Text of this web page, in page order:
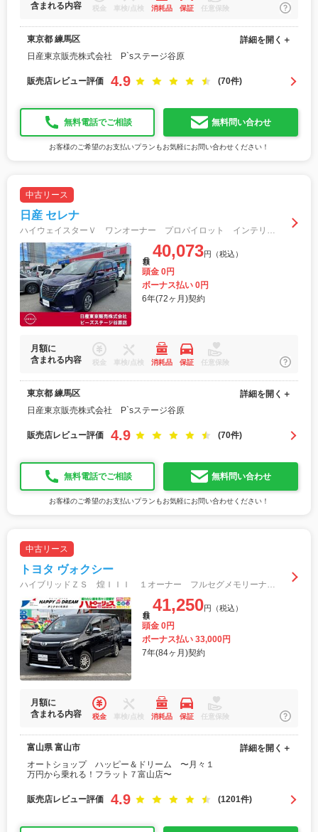
含まれる内容
税金 車検/点検 消耗品 保証 任意保険
東京都 練馬区
日産東京販売株式会社 P`sステージ谷原
詳細を開く＋
販売店レビュー評価 4.9 (70件)
無料電話でご相談 無料問い合わせ
お客様のご希望のお支払いプランもお気軽にお問い合わせください！
中古リース
日産 セレナ
ハイウェイスターＶ ワンオーナー プロパイロット インテリジェントキ－ 衝突軽減ブレーキ ワンオ－ナ－車 ＬＥＤヘッドライト ＥＴＣ 三列シート バックモニター ドライブレコーダー メモリーナビゲーション オートエアコン
40,073円（税込）
頭金 0円
ボーナス払い 0円
6年(72ヶ月)契約
月額に
含まれる内容
税金 車検/点検 消耗品 保証 任意保険
東京都 練馬区
日産東京販売株式会社 P`sステージ谷原
詳細を開く＋
販売店レビュー評価 4.9 (70件)
無料電話でご相談 無料問い合わせ
お客様のご希望のお支払いプランもお気軽にお問い合わせください！
中古リース
トヨタ ヴォクシー
ハイブリッドＺＳ 煌ＩＩＩ １オーナー フルセグメモリーナビ バックカメラ スマートキー 衝突軽減ブレーキ 両側電動スライドドア オートライト シートヒーター クルーズコントロール ステアリングスイッチ フォグライト 純正ＡＷ
41,250円（税込）
頭金 0円
ボーナス払い 33,000円
7年(84ヶ月)契約
月額に
含まれる内容
税金 車検/点検 消耗品 保証 任意保険
富山県 富山市
オートショップ ハッピー＆ドリーム 〜月々１
万円から乗れる！フラット７富山店〜
詳細を開く＋
販売店レビュー評価 4.9 (1201件)